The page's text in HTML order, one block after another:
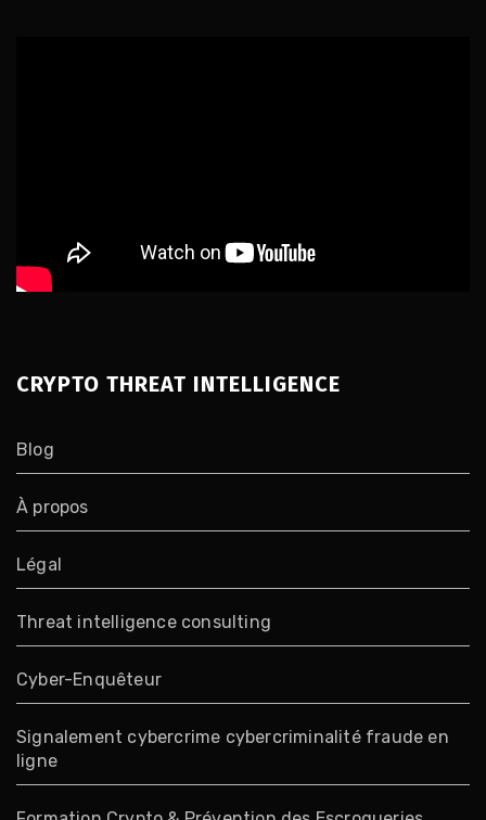
CRYPTO THREAT INTELLIGENCE
Blog
À propos
Légal
Threat intelligence consulting
Cyber-Enquêteur
Signalement cybercrime cybercriminalité fraude en
ligne